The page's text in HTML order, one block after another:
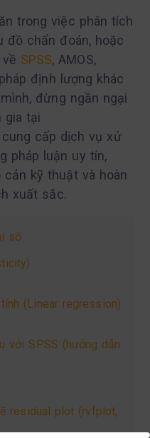
trong việc phân tích
đồ chẩn đoán, hoặc
SPSS, AMOS,
định lượng khác
đừng ngần ngại
gia tại
cấp dịch vụ xử
pháp luận uy tín,
kỹ thuật và hoàn
xuất sắc.
số
(Linear regression)
với SPSS (hướng dẫn
residual plot (rvfplot,